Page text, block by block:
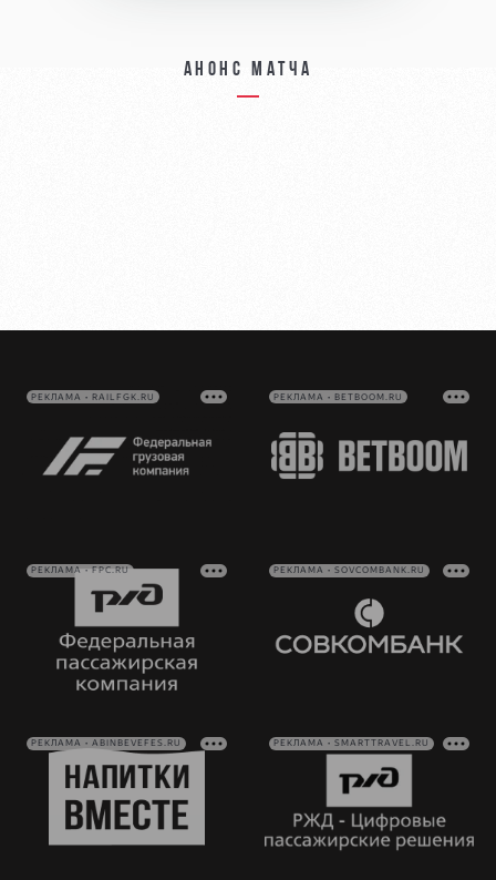
Анонс матча
РЕКЛАМА • RAILFGK.RU РЕКЛАМА • BETBOOM.RU
РЕКЛАМА • FPC.RU РЕКЛАМА • SOVCOMBANK.RU
РЕКЛАМА • ABINBEVEFES.RU РЕКЛАМА • SMARTTRAVEL.RU